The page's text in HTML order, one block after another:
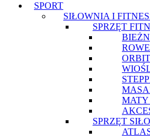
SPORT
SIŁOWNIA I
SPRZĘT
MATY
SPRZĘT